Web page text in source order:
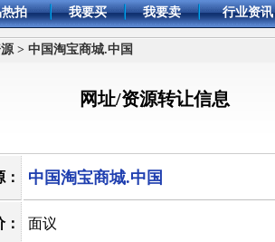
拍 我要买 我要卖 行业资讯
> 中国淘宝商城.中国
网址/资源转让信息
中国淘宝商城.中国
面议